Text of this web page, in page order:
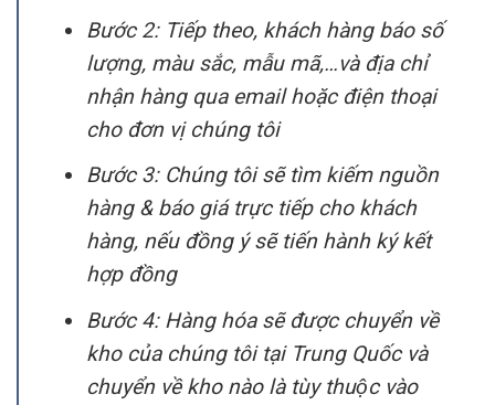
Bước 2: Tiếp theo, khách hàng báo số
lượng, màu sắc, mẫu mã,…và địa chỉ
nhận hàng qua email hoặc điện thoại
cho đơn vị chúng tôi
Bước 3:Chúng tôi sẽ tìm kiếm nguồn
hàng & báo giá trực tiếp cho khách
hàng, nếu đồng ý sẽ tiến hành ký kết
hợp đồng
Bước 4: Hàng hóa sẽ được chuyển về
kho của chúng tôi tại Trung Quốc và
chuyển về kho nào là tùy thuộc vào